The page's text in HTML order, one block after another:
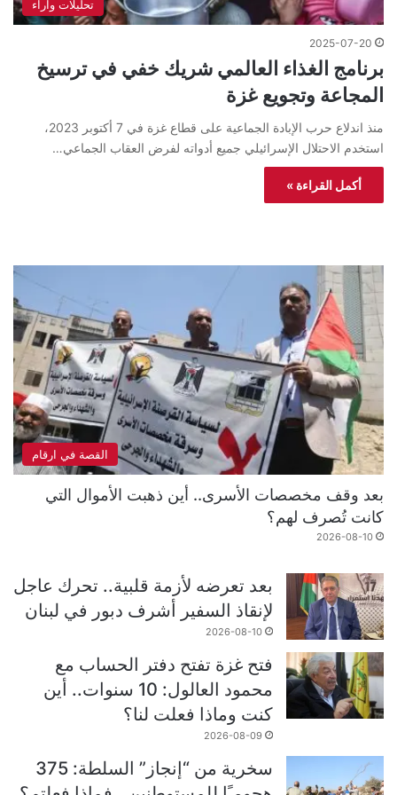
تحليلات واراء
2025-07-20
برنامج الغذاء العالمي شريك خفي في ترسيخ
المجاعة وتجويع غزة
منذ اندلاع حرب الإبادة الجماعية على قطاع غزة في 7 أكتوبر 2023،
استخدم الاحتلال الإسرائيلي جميع أدواته لفرض العقاب الجماعي…
أكمل القراءة »
القصة في ارقام
بعد وقف مخصصات الأسرى.. أين ذهبت الأموال التي
كانت تُصرف لهم؟
2026-08-10
بعد تعرضه لأزمة قلبية.. تحرك عاجل
لإنقاذ السفير أشرف دبور في لبنان
2026-08-10
فتح غزة تفتح دفتر الحساب مع
محمود العالول: 10 سنوات.. أين
كنت وماذا فعلت لنا؟
2026-08-09
سخرية من “إنجاز” السلطة: 375